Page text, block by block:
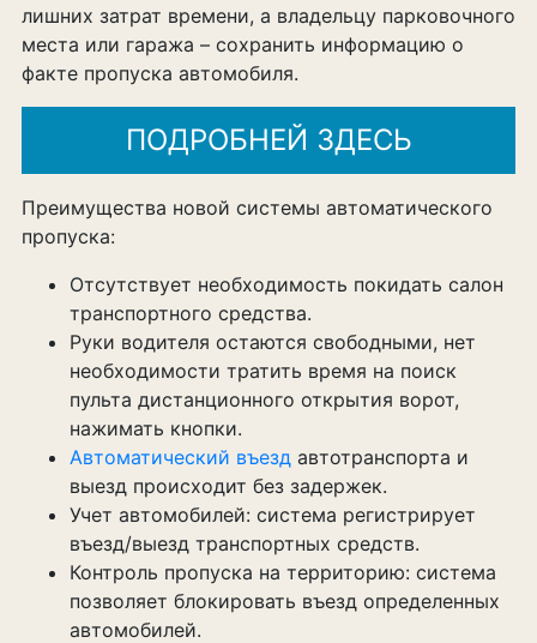
лишних затрат времени, а владельцу парковочного
места или гаража – сохранить информацию о
факте пропуска автомобиля.
ПОДРОБНЕЙ ЗДЕСЬ
Преимущества новой системы автоматического
пропуска:
Отсутствует необходимость покидать салон
транспортного средства.
Руки водителя остаются свободными, нет
необходимости тратить время на поиск
пульта дистанционного открытия ворот,
нажимать кнопки.
Автоматический въезд автотранспорта и
выезд происходит без задержек.
Учет автомобилей: система регистрирует
въезд/выезд транспортных средств.
Контроль пропуска на территорию: система
позволяет блокировать въезд определенных
автомобилей.